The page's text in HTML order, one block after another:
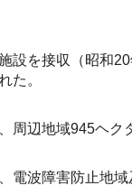
設を接収（昭和
た。
周辺地域945ヘク
電波障害防止地